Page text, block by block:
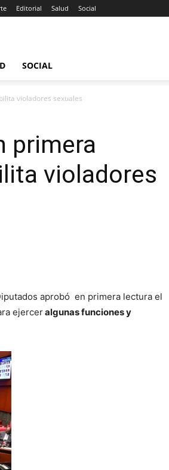
Editorial Salud Social
SOCIAL
violadores sexuales
primera
violadores
aprobó en primera lectura el
ejerceralgunas funciones y